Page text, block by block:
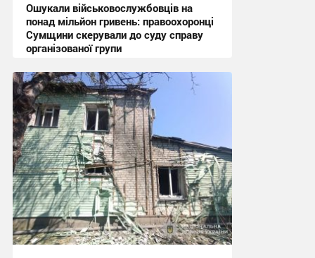
Ошукали військовослужбовців на
понад мільйон гривень: правоохоронці
Сумщини скерували до суду справу
організованої групи
12:47 сьогодні